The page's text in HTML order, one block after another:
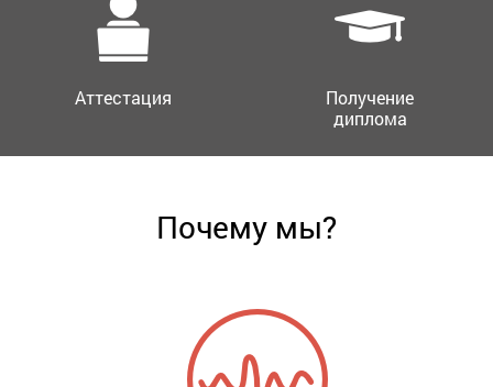
Аттестация
Получение
диплома
Почему мы?